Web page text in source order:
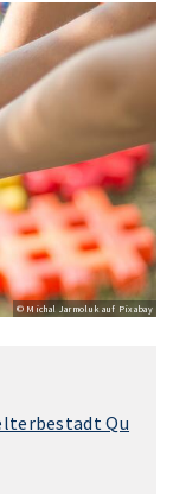
© Michal Jarmoluk auf Pixabay
Qu